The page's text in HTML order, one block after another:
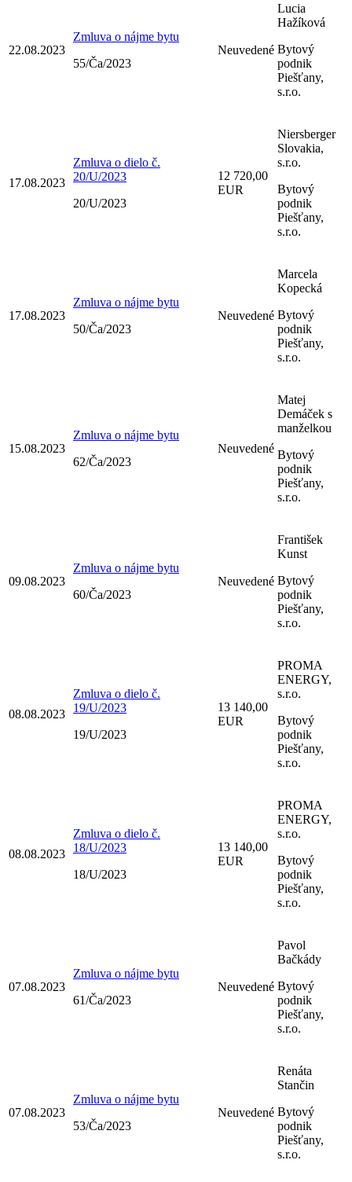
22.08.2023
Zmluva o nájme bytu
55/Ča/2023
Neuvedené
Lucia
Hažíková
Bytový
podnik
Piešťany,
s.r.o.
17.08.2023
Zmluva o dielo č.
20/U/2023
20/U/2023
12 720,00
EUR
Niersberger
Slovakia,
s.r.o.
Bytový
podnik
Piešťany,
s.r.o.
17.08.2023
Zmluva o nájme bytu
50/Ča/2023
Neuvedené
Marcela
Kopecká
Bytový
podnik
Piešťany,
s.r.o.
15.08.2023
Zmluva o nájme bytu
62/Ča/2023
Neuvedené
Matej
Demáček s
manželkou
Bytový
podnik
Piešťany,
s.r.o.
09.08.2023
Zmluva o nájme bytu
60/Ča/2023
Neuvedené
František
Kunst
Bytový
podnik
Piešťany,
s.r.o.
08.08.2023
Zmluva o dielo č.
19/U/2023
19/U/2023
13 140,00
EUR
PROMA
ENERGY,
s.r.o.
Bytový
podnik
Piešťany,
s.r.o.
08.08.2023
Zmluva o dielo č.
18/U/2023
18/U/2023
13 140,00
EUR
PROMA
ENERGY,
s.r.o.
Bytový
podnik
Piešťany,
s.r.o.
07.08.2023
Zmluva o nájme bytu
61/Ča/2023
Neuvedené
Pavol
Bačkády
Bytový
podnik
Piešťany,
s.r.o.
07.08.2023
Zmluva o nájme bytu
53/Ča/2023
Neuvedené
Renáta
Stančin
Bytový
podnik
Piešťany,
s.r.o.